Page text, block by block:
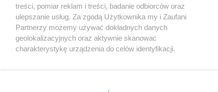
treści, pomiar reklam i treści, badanie odbiorców oraz
ulepszanie usług. Za zgodą Użytkownika my i Zaufani
Partnerzy możemy używać dokładnych danych
geolokalizacyjnych oraz aktywnie skanować
charakterystykę urządzenia do celów identyfikacji.